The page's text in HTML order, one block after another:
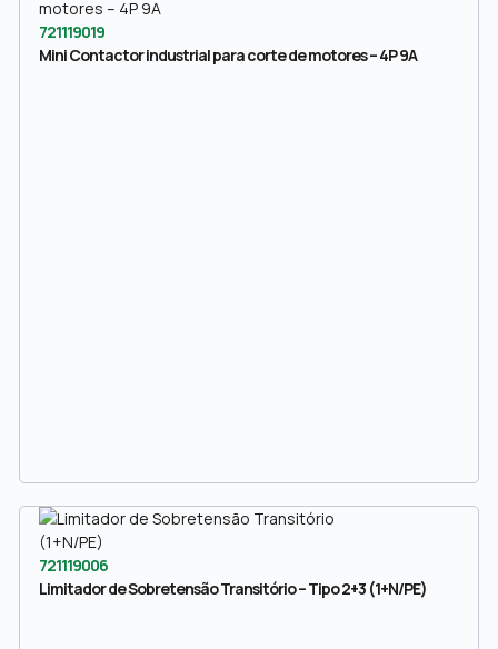
721119019
Mini Contactor industrial para corte de motores – 4P 9A
721119006
Limitador de Sobretensão Transitório – Tipo 2+3 (1+N/PE)